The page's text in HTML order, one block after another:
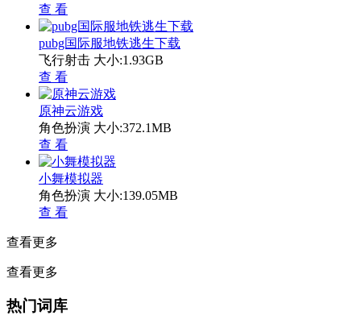
查 看
pubg国际服地铁逃生下载
飞行射击 大小:1.93GB
查 看
原神云游戏
角色扮演 大小:372.1MB
查 看
小舞模拟器
角色扮演 大小:139.05MB
查 看
查看更多
查看更多
热门词库